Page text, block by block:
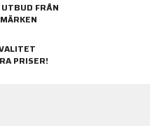
FRÅN
PRISER!